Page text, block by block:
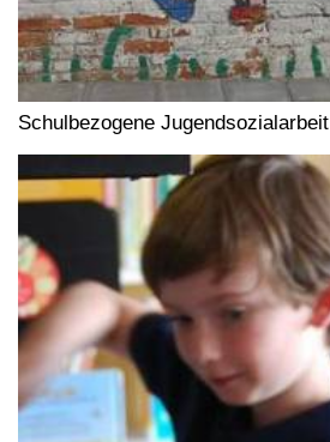
Schulbezogene Jugendsozialarbeit